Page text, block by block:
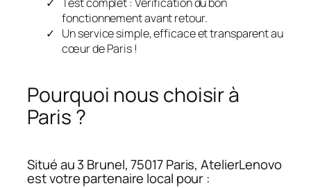
fonctionnement avant retour.
Un service simple, efficace et transparent au
cœur de Paris !
Pourquoi nous choisir à
Paris ?
Situé au 3 Brunel, 75017 Paris, AtelierLenovo
est votre partenaire local pour :